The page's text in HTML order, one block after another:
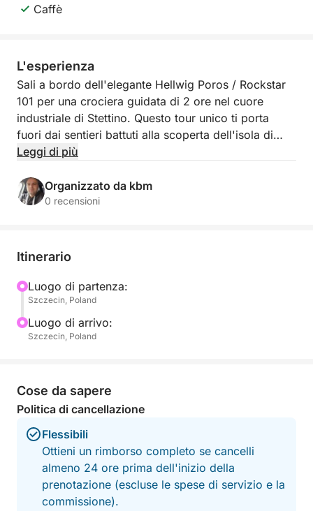
Caffè
L'esperienza
Sali a bordo dell'elegante Hellwig Poros / Rockstar
101 per una crociera guidata di 2 ore nel cuore
industriale di Stettino. Questo tour unico ti porta
fuori dai sentieri battuti alla scoperta dell'isola di
Jaskółcza, un tempo vivace centro di cantieristica
suggestivo ricordo del passato lavorativo della città.
percorso, la tua guida condividerà storie e
caratterizzava la riva del fiume di Stettino. Dalle
vecchie gru e dai magazzini abbandonati agli angoli
nascosti dei cantieri navali, scoprirai un lato della
città che pochi turisti riescono a raggiungere.
elegante e confortevole, dotato di tutte le
attrezzature di sicurezza necessarie per un viaggio
fatto mentre ammiri il contrasto tra la rude tradizione
industriale e la quieta bellezza dei corsi d'acqua
circostanti.
Perfetto per esploratori urbani, fotografi o chiunque
Leggi di più
Organizzato da kbm
0 recensioni
Itinerario
Luogo di partenza:
Szczecin, Poland
Luogo di arrivo:
Szczecin, Poland
Cose da sapere
Politica di cancellazione
Flessibili
Ottieni un rimborso completo se cancelli
almeno 24 ore prima dell'inizio della
prenotazione (escluse le spese di servizio e la
commissione).